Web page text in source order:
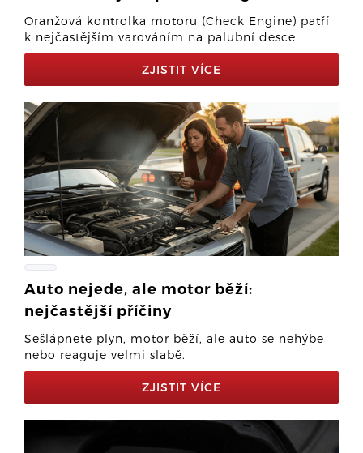
Oranžová kontrolka motoru (Check Engine) patří
k nejčastějším varováním na palubní desce.
ZJISTIT VÍCE
Auto nejede, ale motor běží:
nejčastější příčiny
Sešlápnete plyn, motor běží, ale auto se nehýbe
nebo reaguje velmi slabě.
ZJISTIT VÍCE